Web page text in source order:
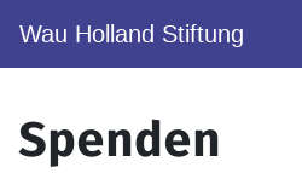
Wau Holland Stiftung
Spenden